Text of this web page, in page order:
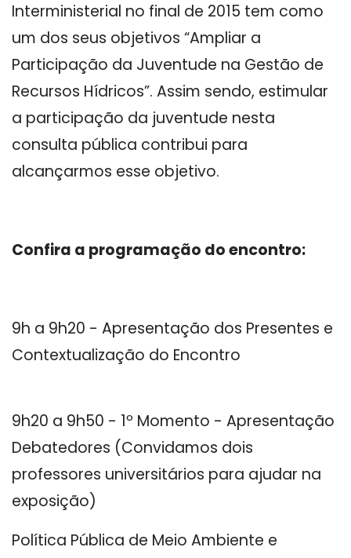
Interministerial no final de 2015 tem como
um dos seus objetivos “Ampliar a
Participação da Juventude na Gestão de
Recursos Hídricos”. Assim sendo, estimular
a participação da juventude nesta
consulta pública contribui para
alcançarmos esse objetivo.
Confira a programação do encontro:
9h a 9h20 - Apresentação dos Presentes e
Contextualização do Encontro
9h20 a 9h50 - 1º Momento - Apresentação
Debatedores (Convidamos dois
professores universitários para ajudar na
exposição)
Política Pública de Meio Ambiente e